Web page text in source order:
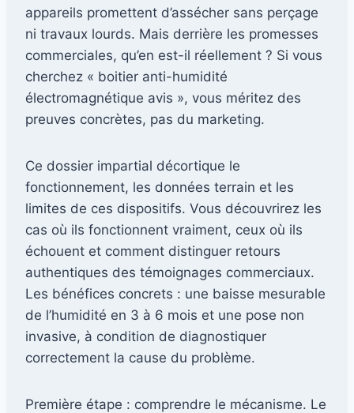
appareils promettent d’assécher sans perçage
ni travaux lourds. Mais derrière les promesses
commerciales, qu’en est-il réellement ? Si vous
cherchez « boitier anti-humidité
électromagnétique avis », vous méritez des
preuves concrètes, pas du marketing.
Ce dossier impartial décortique le
fonctionnement, les données terrain et les
limites de ces dispositifs. Vous découvrirez les
cas où ils fonctionnent vraiment, ceux où ils
échouent et comment distinguer retours
authentiques des témoignages commerciaux.
Les bénéfices concrets : une baisse mesurable
de l’humidité en 3 à 6 mois et une pose non
invasive, à condition de diagnostiquer
correctement la cause du problème.
Première étape : comprendre le mécanisme. Le